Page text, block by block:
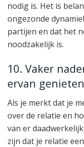
nodig is. Het is
ongezonde
partijen en dat het
noodzakelijk is.
10. Vaker
ervan genieten
Als je merkt dat je
over de relatie en
van er
zijn dat je relatie